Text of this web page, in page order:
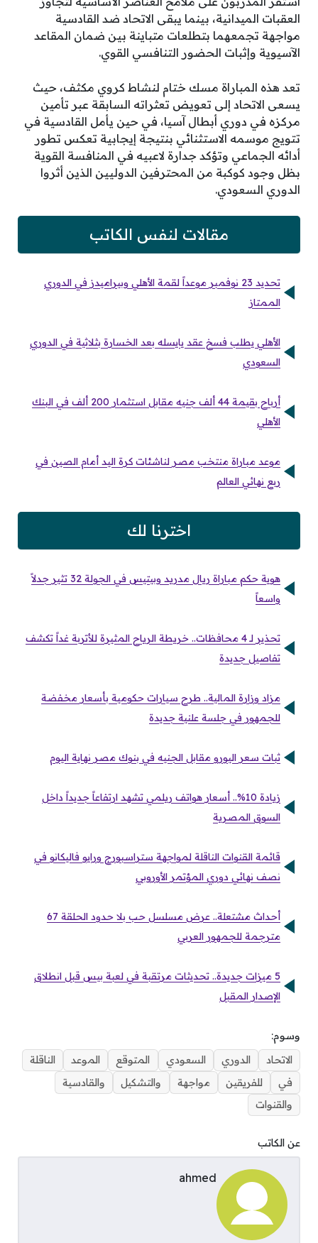
العقبات الميدانية، بينما يبقى الاتحاد ضد القادسية
مواجهة تجمعهما بتطلعات متباينة بين ضمان المقاعد
الآسيوية وإثبات الحضور التنافسي القوي.
تعد هذه المباراة مسك ختام لنشاط كروي مكثف، حيث
يسعى الاتحاد إلى تعويض تعثراته السابقة عبر تأمين
مركزه في دوري أبطال آسيا، في حين يأمل القادسية في
تتويج موسمه الاستثنائي بنتيجة إيجابية تعكس تطور
أدائه الجماعي وتؤكد جدارة لاعبيه في المنافسة القوية
بظل وجود كوكبة من المحترفين الدوليين الذين أثروا
الدوري السعودي.
مقالات لنفس الكاتب
تحديد 23 نوفمبر موعداً لقمة الأهلي وبيراميدز في الدوري
الممتاز
الأهلي يطلب فسخ عقد يايسله بعد الخسارة بثلاثية في الدوري
السعودي
أرباح بقيمة 44 ألف جنيه مقابل استثمار 200 ألف في البنك
الأهلي
موعد مباراة منتخب مصر لناشئات كرة اليد أمام الصين في
ربع نهائي العالم
اخترنا لك
هوية حكم مباراة ريال مدريد وبيتيس في الجولة 32 تثير جدلاً
واسعاً
تحذير لـ 4 محافظات.. خريطة الرياح المثيرة للأتربة غداً تكشف
تفاصيل جديدة
مزاد وزارة المالية.. طرح سيارات حكومية بأسعار مخفضة
للجمهور في جلسة علنية جديدة
ثبات سعر اليورو مقابل الجنيه في بنوك مصر نهاية اليوم
زيادة 10%.. أسعار هواتف ريلمي تشهد ارتفاعاً جديداً داخل
السوق المصرية
قائمة القنوات الناقلة لمواجهة ستراسبورج ورايو فاليكانو في
نصف نهائي دوري المؤتمر الأوروبي
أحداث مشتعلة.. عرض مسلسل حب بلا حدود الحلقة 67
مترجمة للجمهور العربي
5 ميزات جديدة.. تحديثات مرتقبة في لعبة بيس قبل انطلاق
الإصدار المقبل
وسوم:
الاتحاد
الدوري السعودي المتوقع الموعد
الناقلة
في
للفريقين مواجهة والتشكيل
والقادسية
والقنوات
عن الكاتب
ahmed